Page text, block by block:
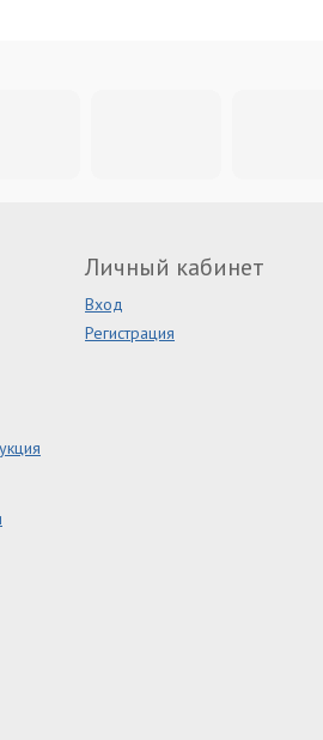
Личный кабинет
Вход
Регистрация